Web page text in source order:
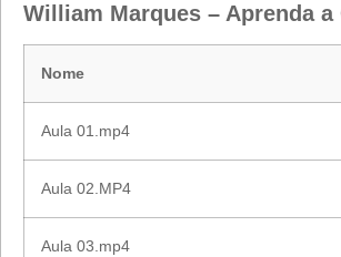
William Marques – Aprenda
Nome
Aula 01.mp4
Aula 02.MP4
Aula 03.mp4